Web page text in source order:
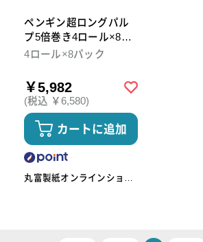
ペンギン超ロングパル
プ5倍巻き4ロール×8パ
ック ダブル トイレット
4ロール×8パック
￥5,982
(税込 ￥6,580)
カートに追加
丸富製紙オンラインショッ